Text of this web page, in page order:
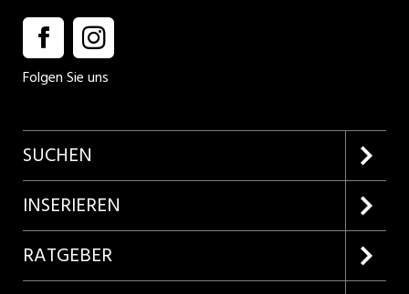
Folgen Sie uns
SUCHEN
Firmenprofile entdecken
Lehrstellen suchen
INSERIEREN
Kundenlogin
RATGEBER